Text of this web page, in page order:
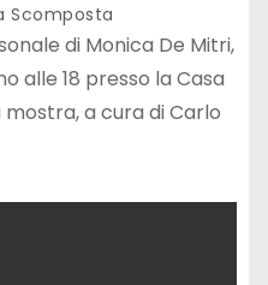
Scomposta
di Monica De Mitri,
alle 18 presso la Casa
a cura di Carlo